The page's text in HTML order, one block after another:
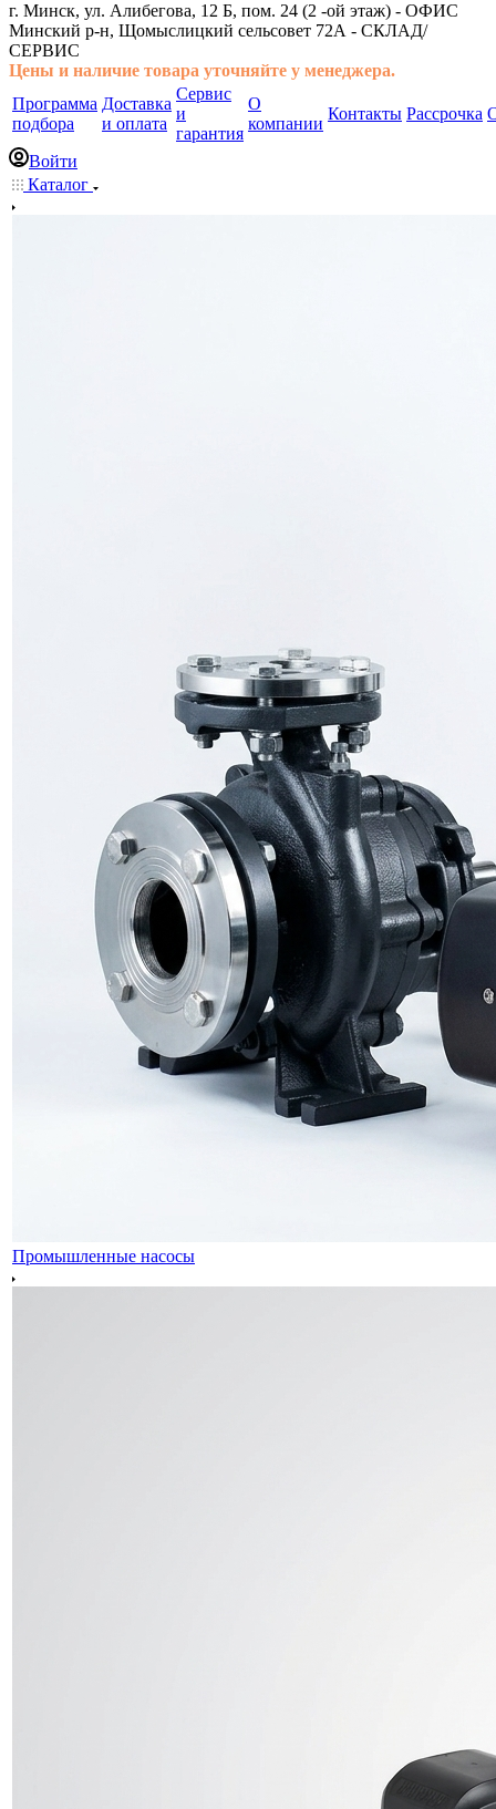
г. Минск, ул. Алибегова, 12 Б, пом. 24 (2 -ой этаж) - ОФИС
Минский р-н, Щомыслицкий сельсовет 72А - СКЛАД/
СЕРВИС
Цены и наличие товара уточняйте у менеджера.
Программа
подбора
Доставка
и оплата
Сервис
и
гарантия
О
компании
Контакты Рассрочка
Войти
Каталог
Промышленные насосы